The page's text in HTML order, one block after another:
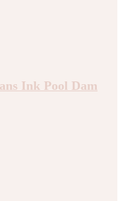
Ink Pool Dam